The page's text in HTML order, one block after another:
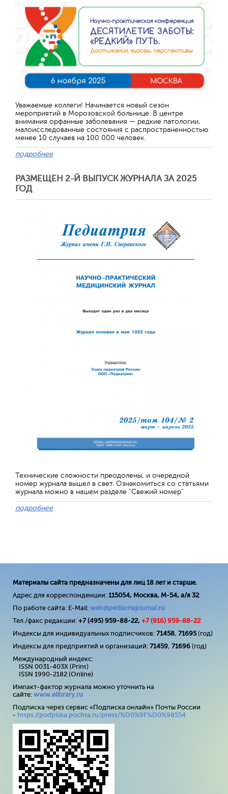
Уважаемые коллеги! Начинается новый сезон
мероприятий в Морозовской больнице. В центре
внимания орфанные заболевания — редкие патологии,
малоисследованные состояния с распространенностью
менее 10 случаев на 100 000 человек.
подробнее
РАЗМЕЩЕН 2-Й ВЫПУСК ЖУРНАЛА ЗА 2025
ГОД
Технические сложности преодолены, и очередной
номер журнала вышел в свет. Ознакомиться со статьями
журнала можно в нашем разделе "Свежий номер"
подробнее
Материалы сайта предназначены для лиц 18 лет и старше.
Адрес для корреспонденции: 115054, Москва, М-54, а/я 32.
По работе сайта: E-Mail: web@pediatriajournal.ru
Тел./факс редакции: +7 (495) 959-88-22, +7 (916) 959-88-22
Индексы для индивидуальных подписчиков: 71458, 71695(год)
Индексы для предприятий и организаций: 71459, 71696 (год)
Международный индекс:
ISSN 0031-403X (Print)
ISSN 1990-2182 (Online)
Импакт-фактор журнала можно уточнить на
сайте: www.elibrary.ru
Подписка через сервис «Подписка онлайн» Почты России
- https://podpiska.pochta.ru/press/%D0%9F%D0%98554